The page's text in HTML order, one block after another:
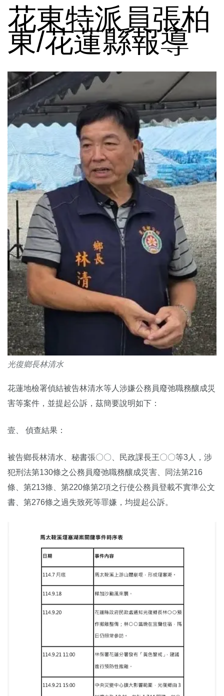
花東特派員張柏
東/花蓮縣報導
光復鄉長林清水
花蓮地檢署偵結被告林清水等人涉嫌公務員廢弛職務釀成災
害等案件，並提起公訴，茲簡要說明如下：
壹、 偵查結果：
被告鄉長林清水、秘書張〇〇、民政課長王〇〇等3人，涉
犯刑法第130條之公務員廢弛職務釀成災害、同法第216
條、第213條、第220條第2項之行使公務員登載不實準公文
書、第276條之過失致死等罪嫌，均提起公訴。